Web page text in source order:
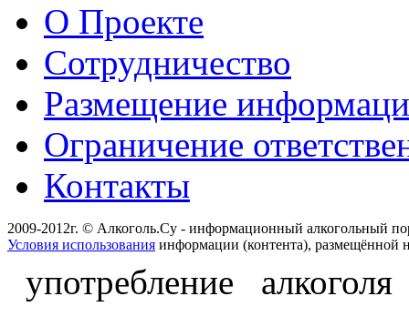
О Проекте
Сотрудничество
Размещение
Ограничение
Контакты
2009-2012г. © Алкоголь.Су - информационный алкогольный
Условия использования информации (контента), размещённой
употребление